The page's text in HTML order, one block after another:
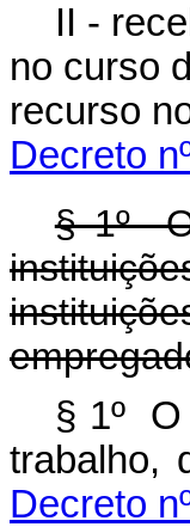
II -
no curso
recurso
Decreto
§ 1º O
§ 1º O
trabalho,
Decreto